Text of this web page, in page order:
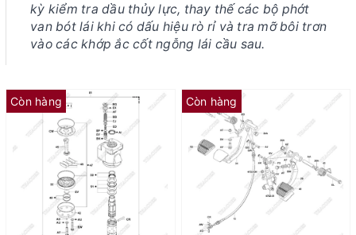
kỳ kiểm tra dầu thủy lực, thay thế các bộ phớt
van bót lái khi có dấu hiệu rò rỉ và tra mỡ bôi trơn
vào các khớp ắc cốt ngỗng lái cầu sau.
Còn hàng Còn hàng